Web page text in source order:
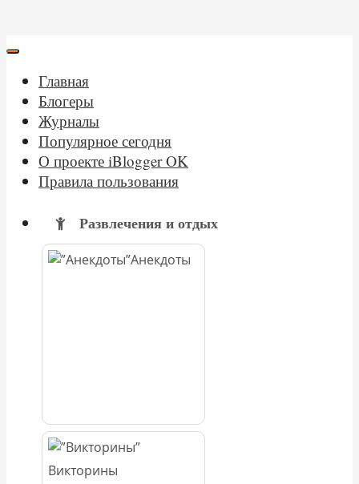
Главная
Блогеры
Журналы
Популярное сегодня
О проекте iBlogger OK
Правила пользования
Развлечения и отдых
Анекдоты
Викторины